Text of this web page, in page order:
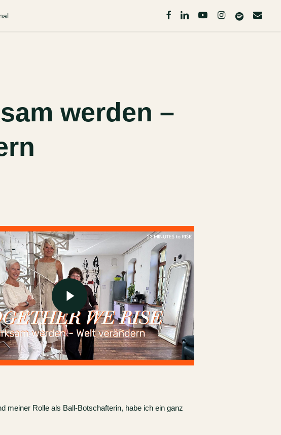
facebooklinkedinyoutubeinstagram
spotify email
werden –
Video abspielen
meiner Rolle als Ball-Botschafterin, habe ich ein ganz